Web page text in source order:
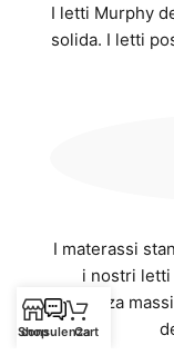
I letti Murphy
solida. I letti
I materassi
i nostri letti
l'altezza
Shop
consulenza
Cart